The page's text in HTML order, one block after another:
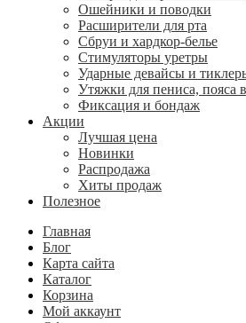
Ошейники и поводки
Расширители для рта
Сбруи и хардкор-белье
Стимуляторы уретры
Ударные девайсы и
Утяжки для пениса, пояса
Фиксация и бондаж
Акции
Лучшая цена
Новинки
Распродажа
Хиты продаж
Полезное
Главная
Блог
Карта сайта
Каталог
Корзина
Мой аккаунт